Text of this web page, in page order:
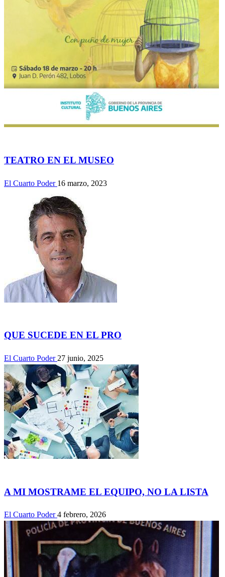
TEATRO EN EL MUSEO
El Cuarto Poder 16 marzo, 2023
QUE SUCEDE EN EL PRO
El Cuarto Poder 27 junio, 2025
A MI MOSTRAME EL EQUIPO, NO LA LISTA
El Cuarto Poder4 febrero, 2026